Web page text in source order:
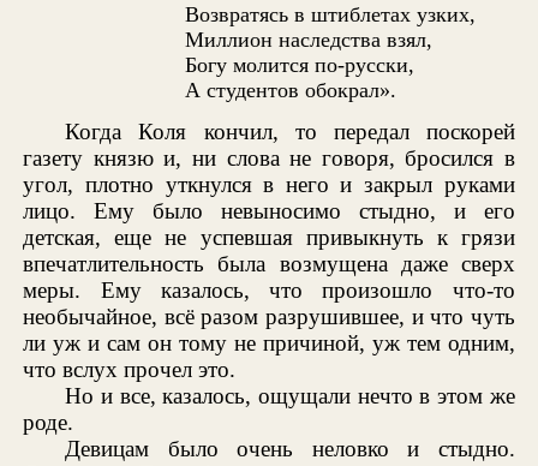
Возвратясь в штиблетах узких,
Миллион наследства взял,
Богу молится по-русски,
А студентов обокрал».
Когда Коля кончил, то передал поскорей
газету князю и, ни слова не говоря, бросился в
угол, плотно уткнулся в него и закрыл руками
лицо. Ему было невыносимо стыдно, и его
детская, еще не успевшая привыкнуть к грязи
впечатлительность была возмущена даже сверх
меры. Ему казалось, что произошло что-то
необычайное, всё разом разрушившее, и что чуть
ли уж и сам он тому не причиной, уж тем одним,
что вслух прочел это.
Но и все, казалось, ощущали нечто в этом же
роде.
Девицам было очень неловко и стыдно.